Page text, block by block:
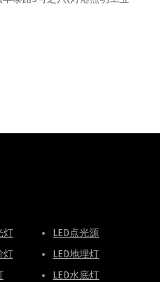
灯
LED点光源
灯
LED地埋灯
LED水底灯